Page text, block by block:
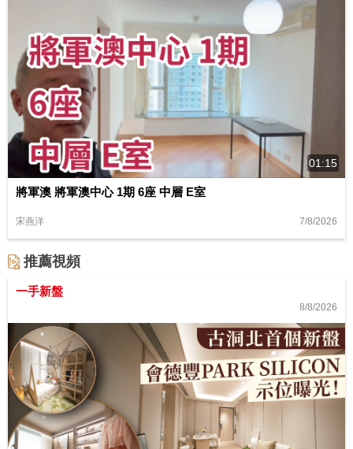
01:15
將軍澳 將軍澳中心 1期 6座 中層 E室
宋燕洋 7/8/2026
推薦視頻
一手新盤
8/8/2026